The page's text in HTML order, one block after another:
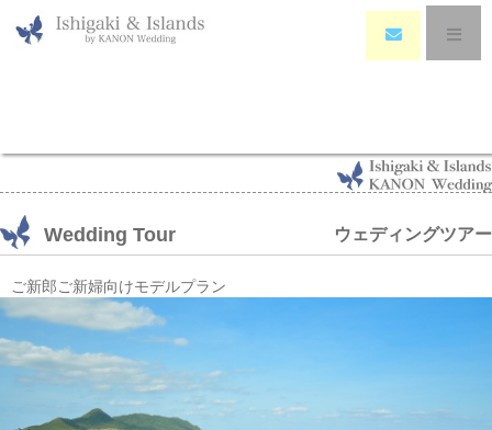
Wedding Tour ウェディングツアー
ご新郎ご新婦向けモデルプラン